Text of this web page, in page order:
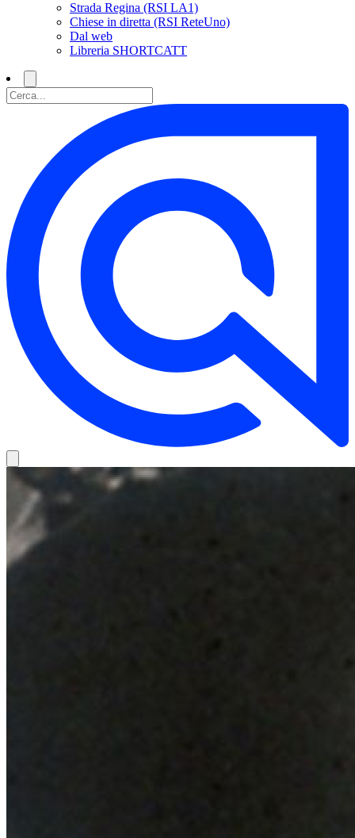
Strada Regina (RSI LA1)
Chiese in diretta (RSI ReteUno)
Dal web
Libreria SHORTCATT